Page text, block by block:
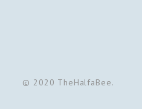
© 2020 TheHalfaBee.